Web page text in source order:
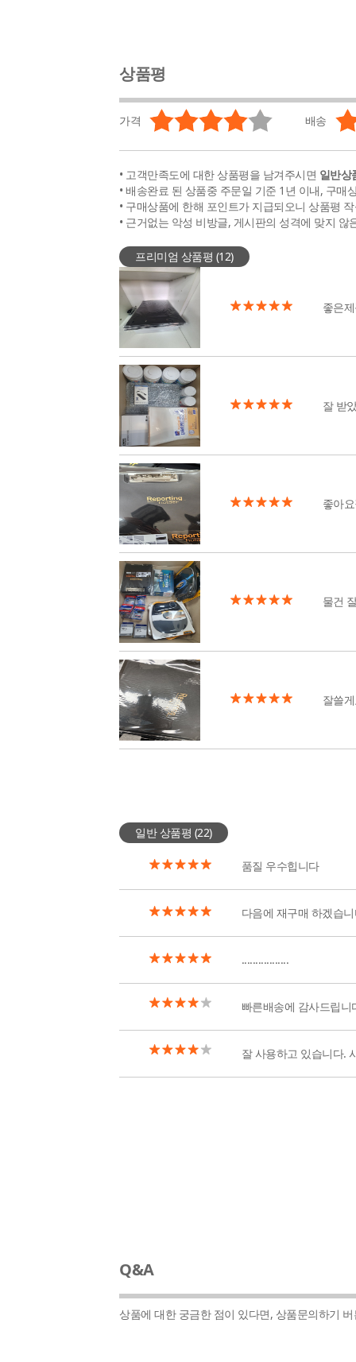
상품평
가격 배송
• 고객만족도에 대한 상품평을 남겨주시면 일반상
• 배송완료 된 상품중 주문일 기준 1년 이내, 구매
• 구매상품에 한해 포인트가 지급되오니 상품평
• 근거없는 악성 비방글, 게시판의 성격에 맞지
프리미엄 상품평 (12)
좋은
잘 받
좋아
물건
잘쓸
일반 상품평 (22)
품질 우수힙니다
다음에 재구매 하겠습
.................
빠른배송에 감사드립니
잘 사용하고 있습니다.
Q&A
상품에 대한 궁금한 점이 있다면, 상품문의하기